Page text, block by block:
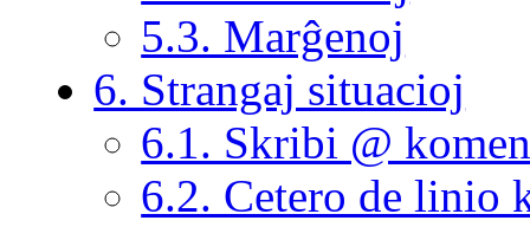
5.3. Marĝenoj
6. Strangaj situacioj
6.1. Skribi @
6.2. Cetero de linio